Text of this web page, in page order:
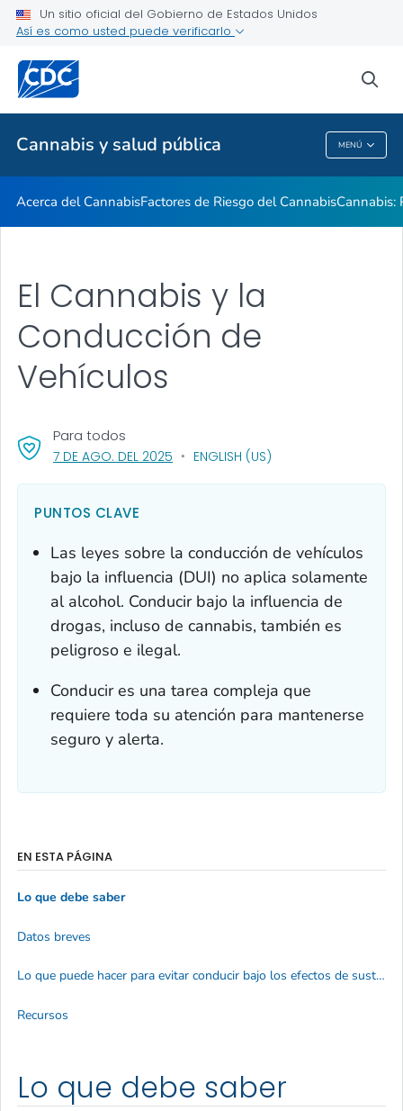
Un sitio oficial del Gobierno de Estados Unidos
Así es como usted puede verificarlo
Cannabis y salud pública MENÚ
Sitios Web Relacionados
Temas relacionados
Cannabis Y Salud Pública
Acerca del CannabisFactores de Riesgo del CannabisCannabis:
El Cannabis y la
Conducción de
Vehículos
7 DE AGO. DEL 2025 , VISIT LINK FOR DETAILS.
ENGLISH (US)
Para todos
PUNTOS CLAVE
Las leyes sobre la conducción de vehículos
bajo la influencia (DUI) no aplica solamente
al alcohol. Conducir bajo la influencia de
drogas, incluso de cannabis, también es
peligroso e ilegal.
Conducir es una tarea compleja que
requiere toda su atención para mantenerse
seguro y alerta.
Lo que debe saber
EN ESTA PÁGINA
Lo que debe saber
Datos breves
Lo que puede hacer para evitar conducir bajo los efectos de sustancias
Recursos